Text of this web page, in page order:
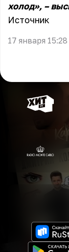
холод», –
Источник
17 января